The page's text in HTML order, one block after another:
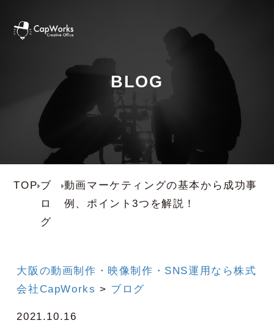
BLOG
TOP ブ
ロ
グ
動画マーケティングの基本から成功事
例、ポイント3つを解説！
大阪の動画制作・映像制作・SNS運用なら株式
会社CapWorks > ブログ
2021.10.16